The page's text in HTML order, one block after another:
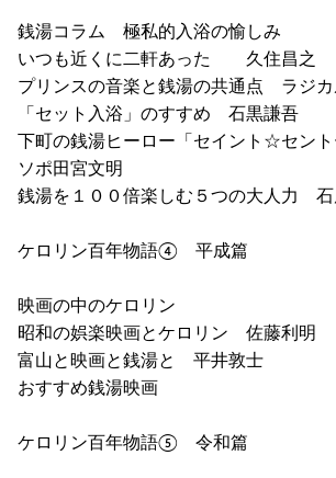
銭湯コラム 極私的入浴の愉しみ
いつも近くに二軒あった 久住昌之
プリンスの音楽と銭湯の共通点 ラジ
「セット入浴」のすすめ 石黒謙吾
下町の銭湯ヒーロー「セイント☆セン
ソポ田宮文明
銭湯を１００倍楽しむ５つの大人力
ケロリン百年物語④ 平成篇
映画の中のケロリン
昭和の娯楽映画とケロリン 佐藤利明
富山と映画と銭湯と 平井敦士
おすすめ銭湯映画
ケロリン百年物語⑤ 令和篇